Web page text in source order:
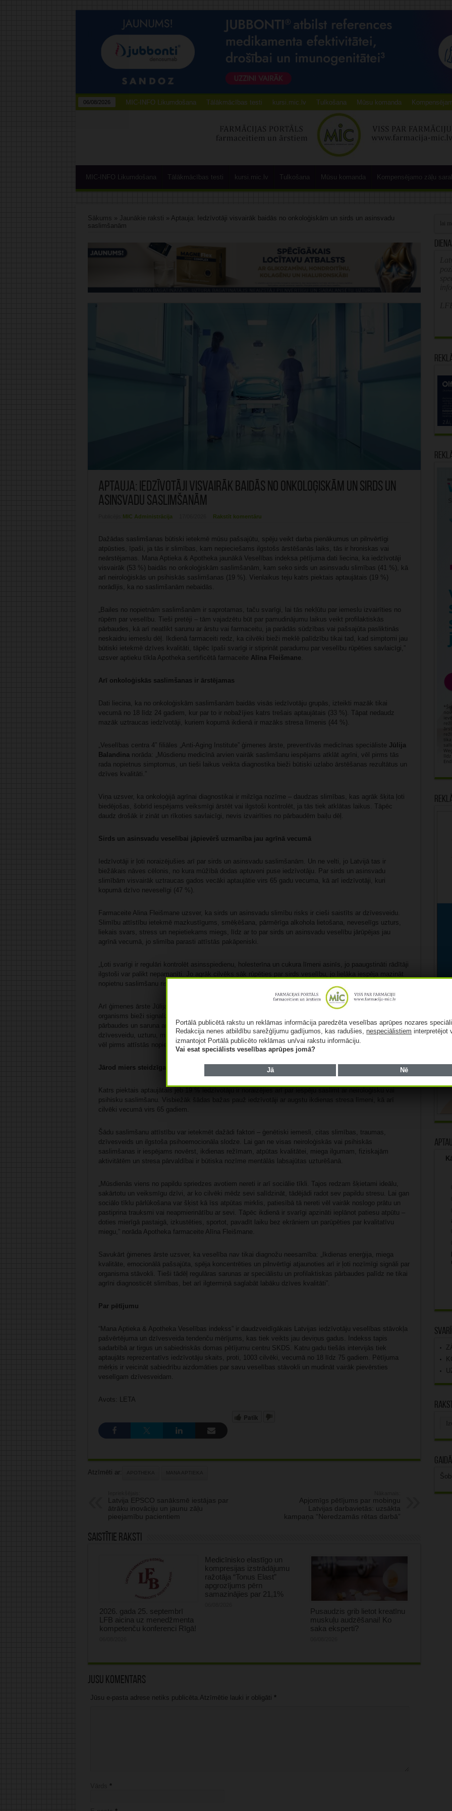
06/08/2026 MIC-INFO Likumdošana Tālākmācības testi kursi.mic.lv Tulkošana Mūsu komanda
MIC-INFO Likumdošana Tālākmācības testi kursi.mic.lv Tulkošana Mūsu komanda Kompensējamo zāļu
Sākums » Jaunākie raksti » Aptauja: Iedzīvotāji visvairāk baidās no onkoloģiskām un sirds un asinsvadu
saslimšanām
Aptauja: Iedzīvotāji visvairāk baidās no onkoloģiskām un sirds un
asinsvadu saslimšanām
MIC Administrācija Rakstīt komentāru
Dažādas saslimšanas būtiski ietekmē mūsu pašsajūtu, spēju veikt darba pienākumus un pilnvērtīgi
atpūsties, īpaši, ja tās ir slimības, kam nepieciešams ilgstošs ārstēšanās laiks, tās ir hroniskas vai
neārstējamas. Mana Aptieka & Apotheka jaunākā Veselības indeksa pētījuma dati liecina, ka iedzīvotāji
visvairāk (53 %) baidās no onkoloģiskām saslimšanām, kam seko sirds un asinsvadu slimības (41 %), kā
arī neiroloģiskās un psihiskās saslimšanas (19 %). Vienlaikus teju katrs piektais aptaujātais (19 %)
norādījis, ka no saslimšanām nebaidās.
„Bailes no nopietnām saslimšanām ir saprotamas, taču svarīgi, lai tās nekļūtu par iemeslu izvairīties no
rūpēm par veselību. Tieši pretēji – tām vajadzētu būt par pamudinājumu laikus veikt profilaktiskās
pārbaudes, kā arī neatlikt sarunu ar ārstu vai farmaceitu, ja parādās sūdzības vai pašsajūta pasliktinās
neskaidru iemeslu dēļ. Ikdienā farmaceiti redz, ka cilvēki bieži meklē palīdzību tikai tad, kad simptomi jau
būtiski ietekmē dzīves kvalitāti, tāpēc īpaši svarīgi ir stiprināt paradumu par veselību rūpēties savlaicīgi,”
uzsver aptieku tīkla Apotheka sertificētā farmaceite Alīna Fleišmane.
Arī onkoloģiskās saslimšanas ir ārstējamas
Dati liecina, ka no onkoloģiskām saslimšanām baidās visās iedzīvotāju grupās, izteikti mazāk tikai
vecumā no 18 līdz 24 gadiem, kur par to ir nobažījies katrs trešais aptaujātais (33 %). Tāpat nedaudz
mazāk uztraucas iedzīvotāji, kuriem kopumā ikdienā ir mazāks stresa līmenis (44 %).
„Veselības centra 4” filiāles „Anti-Aging Institute” ģimenes ārste, preventīvās medicīnas speciāliste Jūlija
Balandinanorāda: „Mūsdienu medicīnā arvien vairāk saslimšanu iespējams atklāt agrīni, vēl pirms tās
rada nopietnus simptomus, un tieši laikus veikta diagnostika bieži būtiski uzlabo ārstēšanas rezultātus un
dzīves kvalitāti.”
Viņa uzsver, ka onkoloģijā agrīnai diagnostikai ir milzīga nozīme – daudzas slimības, kas agrāk šķita ļoti
biedējošas, šobrīd iespējams veiksmīgi ārstēt vai ilgstoši kontrolēt, ja tās tiek atklātas laikus. Tāpēc
daudz drošāk ir zināt un rīkoties savlaicīgi, nevis izvairīties no pārbaudēm baiļu dēļ.
Sirds un asinsvadu veselībai jāpievērš uzmanība jau agrīnā vecumā
Iedzīvotāji ir ļoti noraizējušies arī par sirds un asinsvadu saslimšanām. Un ne velti, jo Latvijā tas ir
biežākais nāves cēlonis, no kura mūžībā dodas aptuveni puse iedzīvotāju. Par sirds un asinsvadu
slimībām visvairāk uztraucas gados vecāki aptaujātie virs 65 gadu vecuma, kā arī iedzīvotāji, kuri
kopumā dzīvo neveselīgi (47 %).
Farmaceite Alina Fleišmane uzsver, ka sirds un asinsvadu slimību risks ir cieši saistīts ar dzīvesveidu.
Slimību attīstību ietekmē mazkustīgums, smēķēšana, pārmērīga alkohola lietošana, neveselīgs uzturs,
liekais svars, stress un nepietiekams miegs, līdz ar to par sirds un asinsvadu veselību jārūpējas jau
agrīnā vecumā, jo slimība parasti attīstās pakāpeniski.
„Ļoti svarīgi ir regulāri kontrolēt asinsspiedienu, holesterīna un cukura līmeni asinīs, jo paaugstināti rādītāji
ilgstoši var palikt nepamanīti. Jo agrāk cilvēks sāk rūpēties par sirds veselību, jo lielāka iespēja mazināt
nopietnu saslimšanu risku nākotnē,” uzsver farmaceite.
Arī ģimenes ārste Jūlija Balandina skaidro, ka sirds un asinsvadu slimības parasti neveidojas pēkšņi, jo
organisms bieži signalizē par pārslodzi un riska faktoriem jau daudz agrāk: „Regulāras veselības
pārbaudes un saruna ar ārstu vismaz reizi gadā palīdz izvērtēt individuālos riskus, savlaicīgi koriģēt
dzīvesveidu, uzturu, miega kvalitāti, fiziskās aktivitātes un nepieciešamības gadījumā saņemt ārstēšanu,
vēl pirms attīstās nopietnas komplikācijas.”
Jārod miers steidzīgajā ikdienā
Katrs piektais aptaujātais jeb 19 % iedzīvotāju ir noraizējies arī par iespēju saslimt ar neiroloģisku vai
psihisku saslimšanu. Visbiežāk šādas bažas pauž iedzīvotāji ar augstu ikdienas stresa līmeni, kā arī
cilvēki vecumā virs 65 gadiem.
Šādu saslimšanu attīstību var ietekmēt dažādi faktori – ģenētiski iemesli, citas slimības, traumas,
dzīvesveids un ilgstoša psihoemocionāla slodze. Lai gan ne visas neiroloģiskās vai psihiskās
saslimšanas ir iespējams novērst, ikdienas režīmam, atpūtas kvalitātei, miega ilgumam, fiziskajām
aktivitātēm un stresa pārvaldībai ir būtiska nozīme mentālās labsajūtas uzturēšanā.
„Mūsdienās viens no papildu spriedzes avotiem nereti ir arī sociālie tīkli. Tajos redzam šķietami ideālu,
sakārtotu un veiksmīgu dzīvi, ar ko cilvēki mēdz sevi salīdzināt, tādējādi radot sev papildu stresu. Lai gan
sociālo tīklu pārlūkošana var šķist kā īss atpūtas mirklis, patiesībā tā nereti vēl vairāk noslogo prātu un
pastiprina trauksmi vai neapmierinātību ar sevi. Tāpēc ikdienā ir svarīgi apzināti ieplānot patiesu atpūtu –
doties mierīgā pastaigā, izkustēties, sportot, pavadīt laiku bez ekrāniem un parūpēties par kvalitatīvu
miegu,” norāda Apotheka farmaceite Alīna Fleišmane.
Savukārt ģimenes ārste uzsver, ka veselība nav tikai diagnožu neesamība: „Ikdienas enerģija, miega
kvalitāte, emocionālā pašsajūta, spēja koncentrēties un pilnvērtīgi atjaunoties arī ir ļoti nozīmīgi signāli par
organisma stāvokli. Tieši tādēļ regulāras sarunas ar speciālistu un profilaktiskas pārbaudes palīdz ne tikai
agrīni diagnosticēt slimības, bet arī ilgtermiņā saglabāt labāku dzīves kvalitāti”.
Par pētījumu
“Mana Aptieka & Apotheka Veselības indekss” ir daudzveidīgākais Latvijas iedzīvotāju veselības stāvokļa
pašvērtējuma un dzīvesveida tendenču mērījums, kas tiek veikts jau deviņus gadus. Indekss tapis
sadarbībā ar tirgus un sabiedriskās domas pētījumu centru SKDS. Katru gadu tiešās intervijās tiek
aptaujāts reprezentatīvs iedzīvotāju skaits, proti, 1003 cilvēki, vecumā no 18 līdz 75 gadiem. Pētījuma
mērķis ir veicināt sabiedrību aizdomāties par savu veselības stāvokli un mudināt vairāk pievērsties
veselīgam dzīvesveidam.
Avots: LETA
Patīk
Atzīmēti ar: APOTHEKA MANA APTIEKA
Latvija EPSCO sanāksmē iestājas par
ātrāku inovāciju un jaunu zāļu
pieejamību pacientiem
Apjomīgs pētījums par mobingu
Latvijas darbavietās: uzsākta
kampaņa “Neredzamās rētas darbā”
Saistītie raksti
2026. gada 25. septembrī
LFB aicina uz menedžmenta
kompetenču konferenci Rīgā!
Medicīnisko elastīgo un
kompresijas izstrādājumu
ražotāja “Tonus Elast”
apgrozījums pērn
samazinājies par 21,1%
Pusaudzis grib lietot kreatīnu
muskuļu audzēšanai! Ko
saka eksperti?
Jūsu komentārs
Jūsu e-pasta adrese netiks publicēta.Atzīmētie lauki ir obligāti *
*
Portālā publicētā rakstu un reklāmas informācija paredzēta veselības aprūpes nozares
Redakcija nenes atbildību sarežģījumu gadījumos, kas radušies,nespeciālistiem interpretējot
izmantojot Portālā publicēto reklāmas un/vai rakstu informāciju.
Vai esat speciālists veselības aprūpes jomā?
Jā Nē